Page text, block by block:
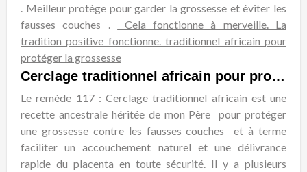
. Meilleur protège pour garder la grossesse et éviter les
fausses couches .
Cela fonctionne à merveille. La
tradition positive fonctionne. traditionnel africain pour
protéger la grossesse
Cerclage traditionnel africain pour protéger la grossesse
Le remède 117 : Cerclage traditionnel africain est une
recette ancestrale héritée de mon Père pour protéger
une grossesse contre les fausses couches et à terme
faciliter un accouchement naturel et une délivrance
rapide du placenta en toute sécurité. Il y a plusieurs